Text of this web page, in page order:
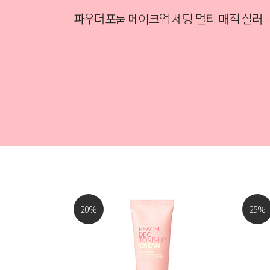
파우더포룸 메이크업 세팅 멀티 매직 실러
20% 25%